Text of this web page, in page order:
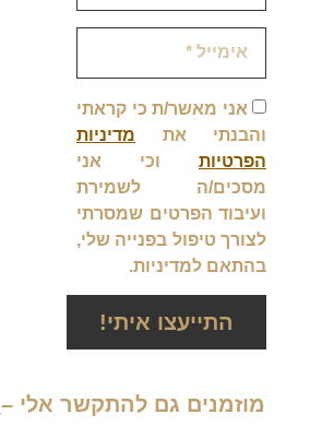
אני מאשר/ת כי קראתי
והבנתי את מדיניות
הפרטיות וכי אני
מסכים/ה לשמירת
ועיבוד הפרטים שמסרתי
לצורך טיפול בפנייה שלי,
בהתאם למדיניות.
התייעצו איתי!
מוזמנים גם להתקשר אלי –